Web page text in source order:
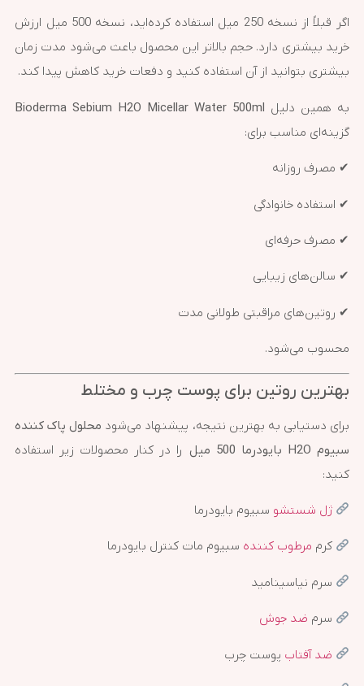
اگر قبلاً از نسخه 250 میل استفاده کرده‌اید، نسخه 500 میل ارزش
خرید بیشتری دارد. حجم بالاتر این محصول باعث می‌شود مدت زمان
بیشتری بتوانید از آن استفاده کنید و دفعات خرید کاهش پیدا کند.
به همین دلیل Bioderma Sebium H2O Micellar Water 500ml
گزینه‌ای مناسب برای:
✔ مصرف روزانه
✔ استفاده خانوادگی
✔ مصرف حرفه‌ای
✔ سالن‌های زیبایی
✔ روتین‌های مراقبتی طولانی مدت
محسوب می‌شود.
بهترین روتین برای پوست چرب و مختلط
برای دستیابی به بهترین نتیجه، پیشنهاد می‌شود محلول پاک کننده
سبیوم H2O بایودرما 500 میل
را در کنار محصولات زیر استفاده
کنید:
ژل شستشو سبیوم بایودرما
کرم مرطوب کننده سبیوم مات کنترل بایودرما
سرم نیاسینامید
سرم ضد جوش
ضد آفتاب پوست چرب